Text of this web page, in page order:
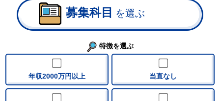
募集科目 を選ぶ
特徴を選ぶ
年収2000万円以上 当直なし